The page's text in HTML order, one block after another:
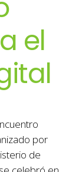
el
por
de